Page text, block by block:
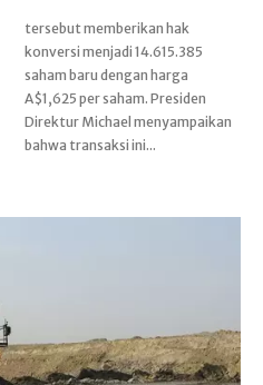
bahwa transaksi ini...